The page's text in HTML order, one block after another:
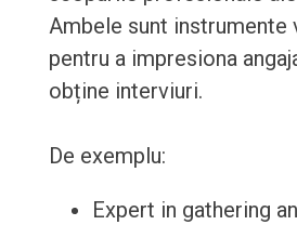
Ambele sunt instrumente
pentru a impresiona
obține interviuri.
De exemplu:
Expert in gathering